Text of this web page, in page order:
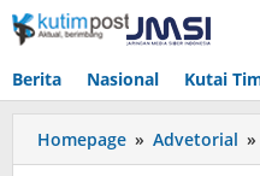
Lewati
ke
Berita Nasional Kutai
Homepage » Advetorial »